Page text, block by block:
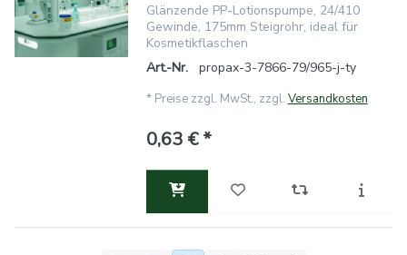
Glänzende PP-Lotionspumpe, 24/410
Gewinde, 175mm Steigrohr, ideal für
Kosmetikflaschen
Art.-Nr.
propax-3-7866-79/965-j-ty
* Preise zzgl. MwSt., zzgl. Versandkosten
0,63 € *